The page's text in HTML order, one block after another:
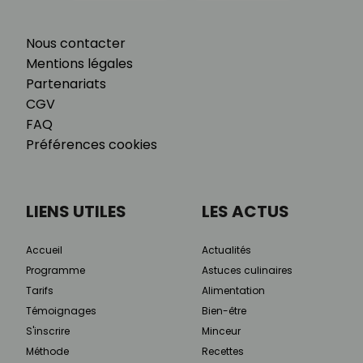
Nous contacter
Mentions légales
Partenariats
CGV
FAQ
Préférences cookies
LIENS UTILES
Accueil
Programme
Tarifs
Témoignages
S'inscrire
Méthode
LES ACTUS
Actualités
Astuces culinaires
Alimentation
Bien-être
Minceur
Recettes